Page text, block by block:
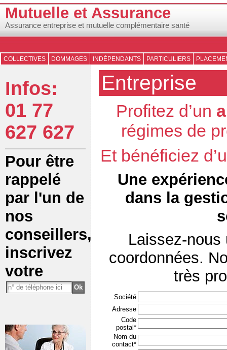
Mutuelle et Assurance
Assurance entreprise et mutuelle complémentaire santé
COLLECTIVES DOMMAGES INDÉPENDANTS PARTICULIERS
Infos:
01 77
627 627
Pour être
rappelé
par l'un de
nos
conseillers,
inscrivez
votre
Entreprise
Profitez d’un
régimes de
Et bénéficiez
Une
dans la
Laissez-
coordonnées.
très
Société
Adresse
Code
postal*
Nom du
contact*